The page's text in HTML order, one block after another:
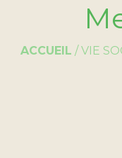
ACCUEIL /VIE